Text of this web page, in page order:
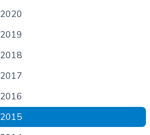
2020
2019
2018
2017
2016
2015